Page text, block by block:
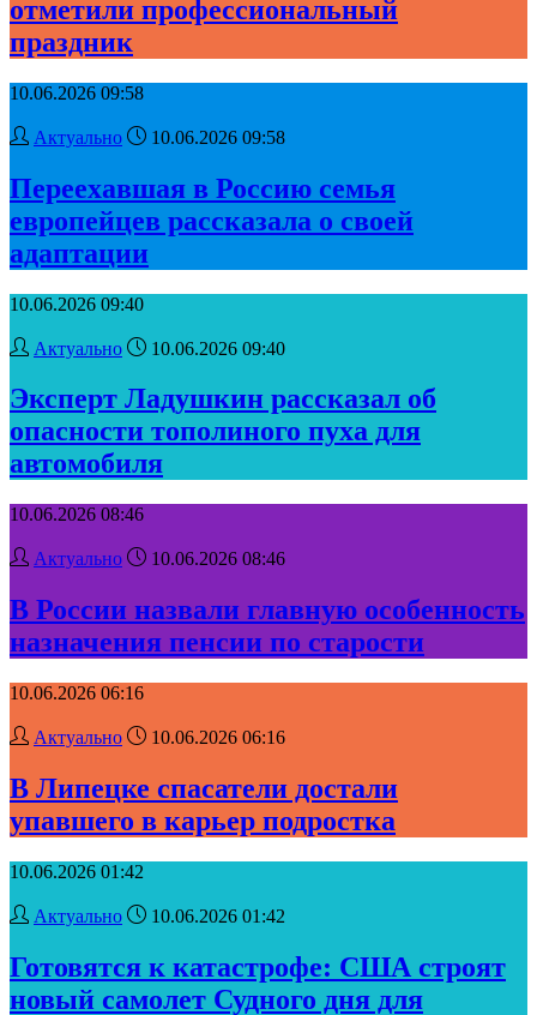
отметили профессиональный
праздник
10.06.2026 09:58
Актуально 10.06.2026 09:58
Переехавшая в Россию семья
европейцев рассказала о своей
адаптации
10.06.2026 09:40
Актуально 10.06.2026 09:40
Эксперт Ладушкин рассказал об
опасности тополиного пуха для
автомобиля
10.06.2026 08:46
Актуально 10.06.2026 08:46
В России назвали главную особенность
назначения пенсии по старости
10.06.2026 06:16
Актуально 10.06.2026 06:16
В Липецке спасатели достали
упавшего в карьер подростка
10.06.2026 01:42
Актуально 10.06.2026 01:42
Готовятся к катастрофе: США строят
новый самолет Судного дня для